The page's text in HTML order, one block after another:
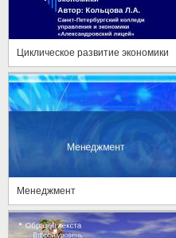
Циклическое развитие экономики
Менеджмент